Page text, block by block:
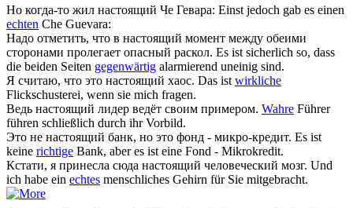
Но когда-то жил настоящий Че Гевара: Einst jedoch gab es einen
echten Che Guevara:
Надо отметить, что в настоящий момент между обеими
сторонами пролегает опасный раскол. Es ist sicherlich so, dass
die beiden Seiten gegenwärtig alarmierend uneinig sind.
Я считаю, что это настоящий хаос. Das istwirkliche
Flickschusterei, wenn sie mich fragen.
Ведь настоящий лидер ведёт своим примером. Wahre Führer
führen schließlich durch ihr Vorbild.
Это не настоящий банк, но это фонд - микро-кредит. Es ist
keine richtige Bank, aber es ist eine Fond - Mikrokredit.
Кстати, я принесла сюда настоящий человеческий мозг. Und
ich habe ein echtes menschliches Gehirn für Sie mitgebracht.